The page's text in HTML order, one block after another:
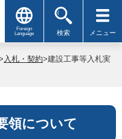
Foreign
Language
検索 メニュー
入札・契約>建設工事等入札実
領について